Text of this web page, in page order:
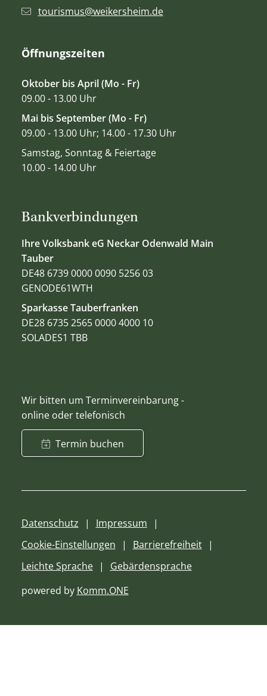
Bankverbindungen
Ihre Volksbank eG Neckar Odenwald Main
Tauber
DE48 6739 0000 0090 5256 03
GENODE61WTH
Sparkasse Tauberfranken
DE28 6735 2565 0000 4000 10
SOLADES1 TBB
Wir bitten um Terminvereinbarung -
online oder telefonisch
Termin buchen
tourismus@weikersheim.de
Öffnungszeiten
Oktober bis April (Mo - Fr)
09.00 - 13.00 Uhr
Mai bis September (Mo - Fr)
09.00 - 13.00 Uhr; 14.00 - 17.30 Uhr
Samstag, Sonntag & Feiertage
10.00 - 14.00 Uhr
Datenschutz
Impressum
Cookie-Einstellungen
Barrierefreiheit
Leichte Sprache
Gebärdensprache
powered by Komm.ONE